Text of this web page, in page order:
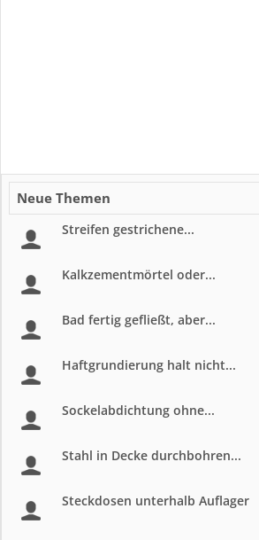
Neue Themen
Streifen gestrichene...
Kalkzementmörtel oder...
Bad fertig gefließt, aber...
Haftgrundierung halt nicht...
Sockelabdichtung ohne...
Stahl in Decke durchbohren...
Steckdosen unterhalb Auflager